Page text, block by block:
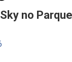
no